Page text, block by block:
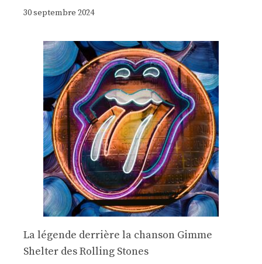
30 septembre 2024
La légende derrière la chanson Gimme
Shelter des Rolling Stones